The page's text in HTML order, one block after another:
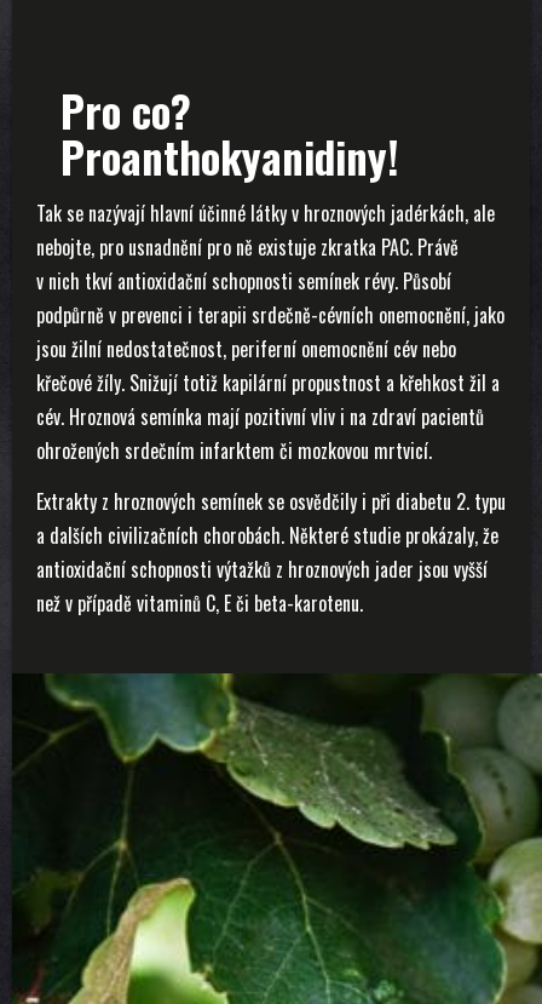
Pro co?
Proanthokyanidiny!
Tak se nazývají hlavní účinné látky v hroznových jadérkách, ale
nebojte, pro usnadnění pro ně existuje zkratka PAC. Právě
v nich tkví antioxidační schopnosti semínek révy. Působí
podpůrně v prevenci i terapii srdečně-cévních onemocnění, jako
jsou žilní nedostatečnost, periferní onemocnění cév nebo
křečové žíly. Snižují totiž kapilární propustnost a křehkost žil a
cév. Hroznová semínka mají pozitivní vliv i na zdraví pacientů
ohrožených srdečním infarktem či mozkovou mrtvicí.
Extrakty z hroznových semínek se osvědčily i při diabetu 2. typu
a dalších civilizačních chorobách. Některé studie prokázaly, že
antioxidační schopnosti výtažků z hroznových jader jsou vyšší
než v případě vitaminů C, E či beta-karotenu.